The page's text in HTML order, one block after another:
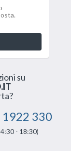
su
1922 330
- 18:30)